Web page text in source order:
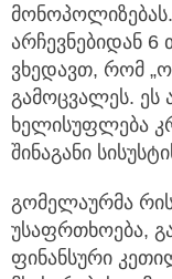
არჩევნებიდან 6
ვხედავთ, რომ
გამოცვალეს. ეს
ხელისუფლება
შინაგანი
გომელაურმა
უსაფრთხოება,
ფინანსური